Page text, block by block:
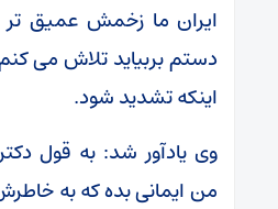
ایران ما زخمش عمیق تر
دستم بربیاید تلاش می
اینکه تشدید شود.
وی یادآور شد: به قول
من ایمانی بده که به